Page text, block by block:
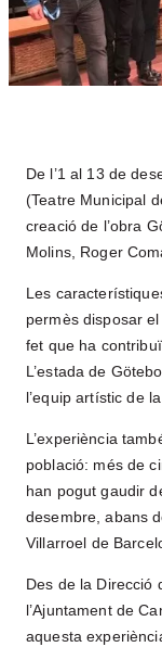
De l’1 al 13 de
(Teatre Municipal
creació de l’obra
Molins, Roger
Les
permès disposar
fet que ha
L’estada de
l’equip artístic de
L’experiència
població: més de
han pogut gaudir
desembre, abans
Villarroel de
Des de la Direcció
l’Ajuntament de
aquesta